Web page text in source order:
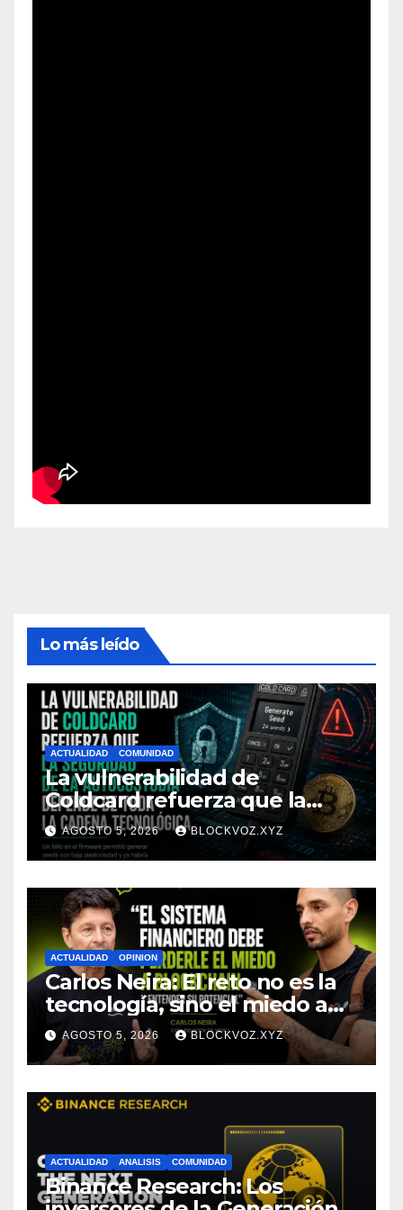
Lo más leído
ACTUALIDAD COMUNIDAD
La vulnerabilidad de
Coldcard refuerza que la
seguridad de la autocustodia
depende de toda la cadena
tecnológica, afirma CoinEx
Research
AGOSTO 5, 2026 BLOCKVOZ.XYZ
ACTUALIDAD OPINION
Carlos Neira: El reto no es la
tecnología, sino el miedo a
entenderla
AGOSTO 5, 2026 BLOCKVOZ.XYZ
ACTUALIDAD ANALISIS COMUNIDAD
Binance Research: Los